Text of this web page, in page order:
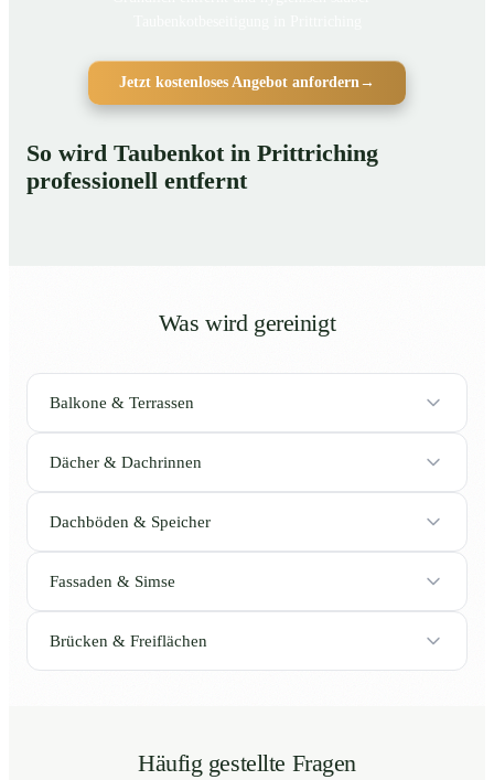
Jetzt kostenloses Angebot anfordern→
So wird Taubenkot in Prittriching
professionell entfernt
Was wird gereinigt
Balkone & Terrassen
Dächer & Dachrinnen
Dachböden & Speicher
Fassaden & Simse
Brücken & Freiflächen
Häufig gestellte Fragen